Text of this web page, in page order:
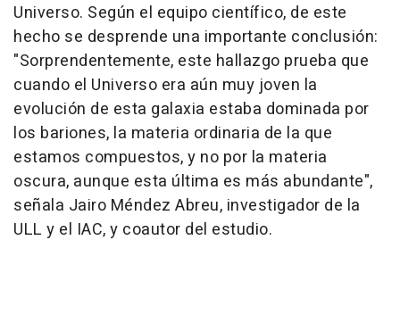
Universo. Según el equipo científico, de este
hecho se desprende una importante conclusión:
"Sorprendentemente, este hallazgo prueba que
cuando el Universo era aún muy joven la
evolución de esta galaxia estaba dominada por
los bariones, la materia ordinaria de la que
estamos compuestos, y no por la materia
oscura, aunque esta última es más abundante",
señala Jairo Méndez Abreu, investigador de la
ULL y el IAC, y coautor del estudio.